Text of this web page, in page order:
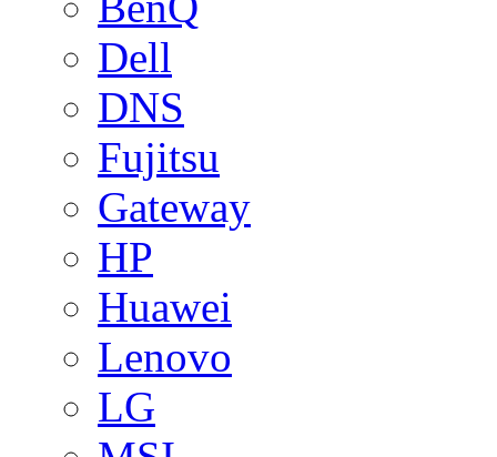
Dell
DNS
Fujitsu
Gateway
HP
Huawei
Lenovo
LG